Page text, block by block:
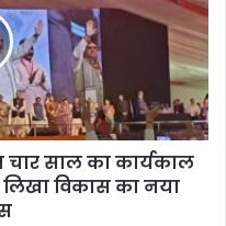
चार साल का कार्यकाल
लिखा विकास का नया